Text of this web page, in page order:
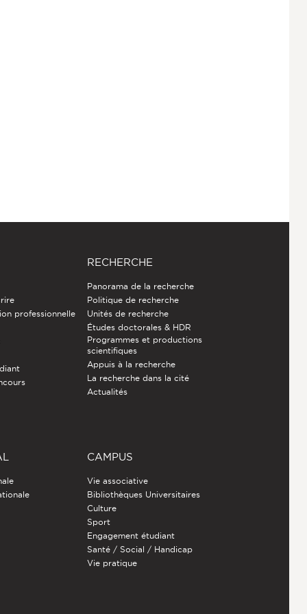
professionnelle
RECHERCHE
Panorama de la recherche
Politique de recherche
Unités de recherche
Études doctorales & HDR
Programmes et productions
scientifiques
Appuis à la recherche
La recherche dans la cité
Actualités
CAMPUS
Vie associative
Bibliothèques Universitaires
Culture
Sport
Engagement étudiant
Santé / Social / Handicap
Vie pratique